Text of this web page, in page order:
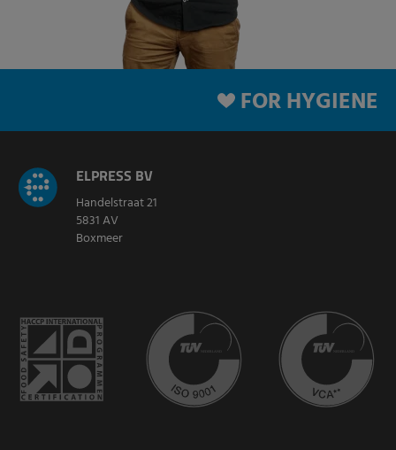
FOR HYGIENE
ELPRESS BV
Handelstraat 21
5831 AV
Boxmeer